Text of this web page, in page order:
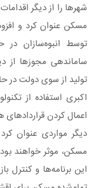
شهرها را از دیگر
مسکن عنوان کرد و
توسط انبوه‌سازان
ساماندهی مجوزها
تولید از سوی دولت در
اکبری استفاده از
اعمال کردن
دیگر مواردی عنوان
مسکن، موثر خواهند
این برنامه‌ها و